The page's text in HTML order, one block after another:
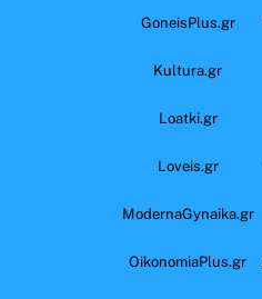
GoneisPlus.gr
Kultura.gr
Loatki.gr
Loveis.gr
ModernaGynaika.gr
OikonomiaPlus.gr